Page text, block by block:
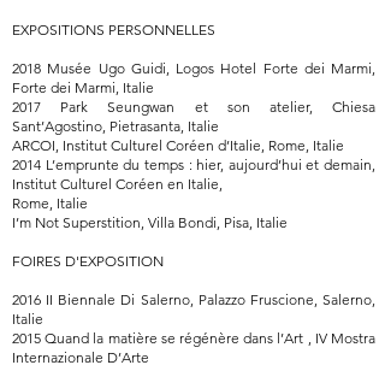
EXPOSITIONS PERSONNELLES
2018 Musée Ugo Guidi, Logos Hotel Forte dei Marmi,
Forte dei Marmi, Italie
2017 Park Seungwan et son atelier, Chiesa
Sant’Agostino, Pietrasanta, Italie
ARCOI, Institut Culturel Coréen d’Italie, Rome, Italie
2014 L’emprunte du temps : hier, aujourd’hui et demain,
Institut Culturel Coréen en Italie,
Rome, Italie
I’m Not Superstition, Villa Bondi, Pisa, Italie
FOIRES D'EXPOSITION
2016 II Biennale Di Salerno, Palazzo Fruscione, Salerno,
Italie
2015 Quand la matière se régénère dans l’Art , IV Mostra
Internazionale D’Arte